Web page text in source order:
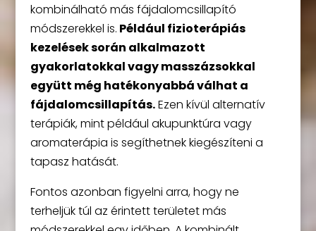
kombinálható más fájdalomcsillapító
módszerekkel is. Például fizioterápiás
kezelések során alkalmazott
gyakorlatokkal vagy masszázsokkal
együtt még hatékonyabbá válhat a
fájdalomcsillapítás.Ezen kívül alternatív
terápiák, mint például akupunktúra vagy
aromaterápia is segíthetnek kiegészíteni a
tapasz hatását.
Fontos azonban figyelni arra, hogy ne
terheljük túl az érintett területet más